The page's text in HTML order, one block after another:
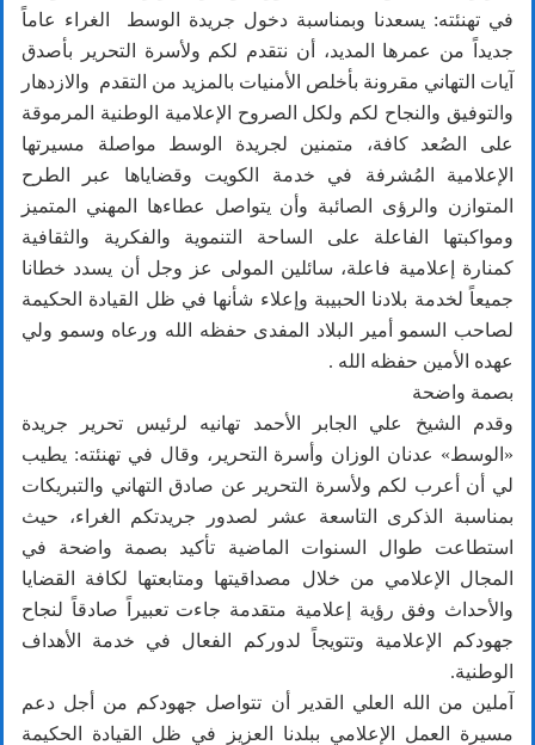
في تهنئته: يسعدنا وبمناسبة دخول جريدة الوسط الغراء عاماً
جديداً من عمرها المديد، أن نتقدم لكم ولأسرة التحرير بأصدق
آيات التهاني مقرونة بأخلص الأمنيات بالمزيد من التقدم والازدهار
والتوفيق والنجاح لكم ولكل الصروح الإعلامية الوطنية المرموقة
على الصُعد كافة، متمنين لجريدة الوسط مواصلة مسيرتها
الإعلامية المُشرفة في خدمة الكويت وقضاياها عبر الطرح
المتوازن والرؤى الصائبة وأن يتواصل عطاءها المهني المتميز
ومواكبتها الفاعلة على الساحة التنموية والفكرية والثقافية
كمنارة إعلامية فاعلة، سائلين المولى عز وجل أن يسدد خطانا
جميعاً لخدمة بلادنا الحبيبة وإعلاء شأنها في ظل القيادة الحكيمة
لصاحب السمو أمير البلاد المفدى حفظه الله ورعاه وسمو ولي
عهده الأمين حفظه الله .
بصمة واضحة
وقدم الشيخ علي الجابر الأحمد تهانيه لرئيس تحرير جريدة
«الوسط» عدنان الوزان وأسرة التحرير، وقال في تهنئته: يطيب
لي أن أعرب لكم ولأسرة التحرير عن صادق التهاني والتبريكات
بمناسبة الذكرى التاسعة عشر لصدور جريدتكم الغراء، حيث
استطاعت طوال السنوات الماضية تأكيد بصمة واضحة في
المجال الإعلامي من خلال مصداقيتها ومتابعتها لكافة القضايا
والأحداث وفق رؤية إعلامية متقدمة جاءت تعبيراً صادقاً لنجاح
جهودكم الإعلامية وتتويجاً لدوركم الفعال في خدمة الأهداف
الوطنية.
آملين من الله العلي القدير أن تتواصل جهودكم من أجل دعم
مسيرة العمل الإعلامي ببلدنا العزيز في ظل القيادة الحكيمة